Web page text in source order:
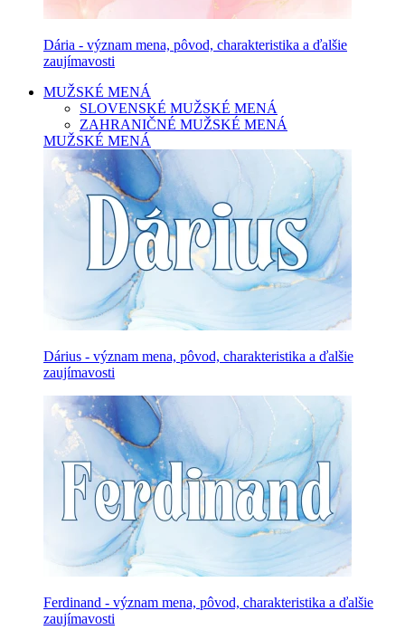
Dária - význam mena, pôvod, charakteristika a ďalšie
zaujímavosti
MUŽSKÉ MENÁ
SLOVENSKÉ MUŽSKÉ MENÁ
ZAHRANIČNÉ MUŽSKÉ MENÁ
MUŽSKÉ MENÁ
Dárius - význam mena, pôvod, charakteristika a ďalšie
zaujímavosti
Ferdinand - význam mena, pôvod, charakteristika a ďalšie
zaujímavosti